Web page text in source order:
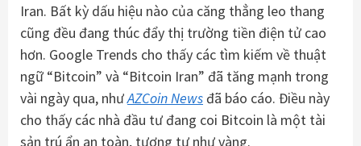
Iran. Bất kỳ dấu hiệu nào của căng thẳng leo thang
cũng đều đang thúc đẩy thị trường tiền điện tử cao
hơn. Google Trends cho thấy các tìm kiếm về thuật
ngữ “Bitcoin” và “Bitcoin Iran” đã tăng mạnh trong
vài ngày qua, nhưAZCoin News đã báo cáo. Điều này
cho thấy các nhà đầu tư đang coi Bitcoin là một tài
sản trú ẩn an toàn, tương tự như vàng.